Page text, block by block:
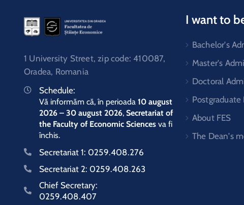
1 University Street, zip code: 410087,
Oradea, Romania
Schedule:
Vă informăm că, în perioada 10 august
2026 – 30 august 2026, Secretariat of
the Faculty of Economic Sciences va fi
închis.
Secretariat 1: 0259.408.276
Secretariat 2: 0259.408.263
Chief Secretary:
0259.408.407
I want to
Bachelor's
Master's
Doctoral
Postgraduate
About FES
The Dean's